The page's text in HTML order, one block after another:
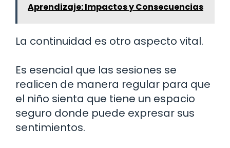
Aprendizaje: Impactos y Consecuencias
La continuidad es otro aspecto vital.
Es esencial que las sesiones se
realicen de manera regular para que
el niño sienta que tiene un espacio
seguro donde puede expresar sus
sentimientos.